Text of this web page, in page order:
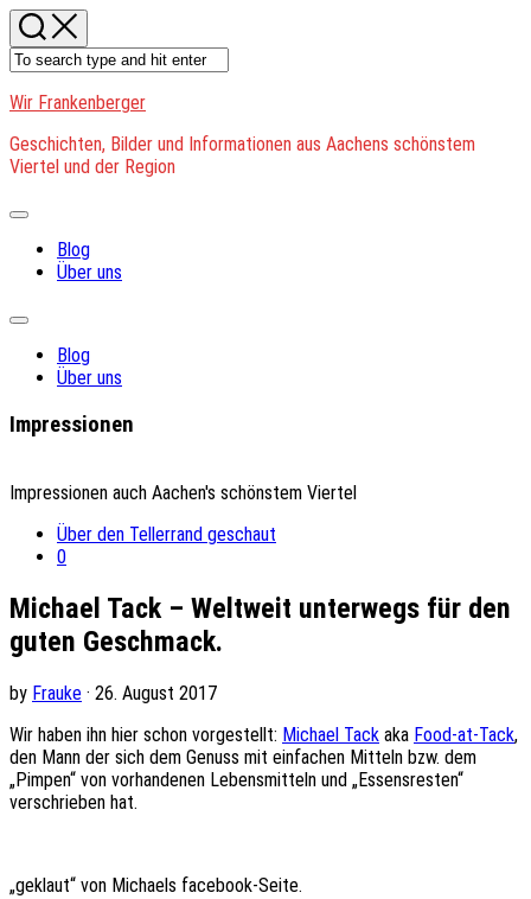
Skip
to
content
Wir Frankenberger
Geschichten, Bilder und Informationen aus Aachens schönstem
Viertel und der Region
Expand
Blog
Über uns
Expand
Blog
Über uns
Impressionen
Impressionen auch Aachen's schönstem Viertel
Über den Tellerrand geschaut
0
Michael Tack – Weltweit unterwegs für den
guten Geschmack.
by Frauke · 26. August 2017
Wir haben ihn hier schon vorgestellt: Michael Tack aka Food-at-Tack,
den Mann der sich dem Genuss mit einfachen Mitteln bzw. dem
„Pimpen“ von vorhandenen Lebensmitteln und „Essensresten“
verschrieben hat.
„geklaut“ von Michaels facebook-Seite.